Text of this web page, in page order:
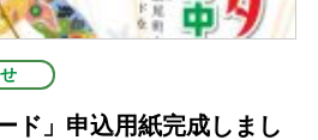
ド」申込用紙完成しまし